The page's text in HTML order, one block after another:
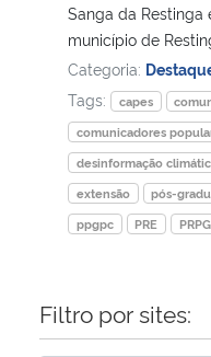
Ministério da Ciência,
Ministério do Meio Ambiente
Ministério do Turismo
Ministério do Desenvolvimento
Ministério da Mulher, da Família
Sanga da
município de
Categoria:
Tags:
capes
comunicadores
desinformação
extensão
pós-
ppgpc
PRE
Filtro por sites: